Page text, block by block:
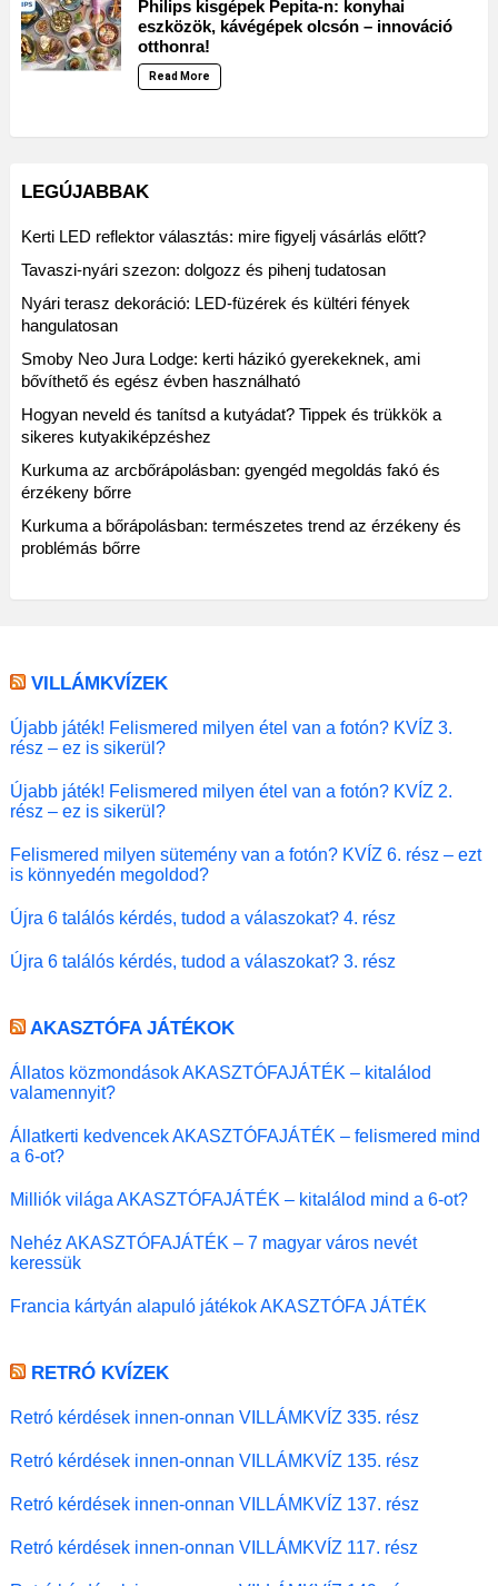
Philips kisgépek Pepita-n: konyhai
eszközök, kávégépek olcsón – innováció
otthonra!
Read More
LEGÚJABBAK
Kerti LED reflektor választás: mire figyelj vásárlás előtt?
Tavaszi-nyári szezon: dolgozz és pihenj tudatosan
Nyári terasz dekoráció: LED-füzérek és kültéri fények
hangulatosan
Smoby Neo Jura Lodge: kerti házikó gyerekeknek, ami
bővíthető és egész évben használható
Hogyan neveld és tanítsd a kutyádat? Tippek és trükkök a
sikeres kutyakiképzéshez
Kurkuma az arcbőrápolásban: gyengéd megoldás fakó és
érzékeny bőrre
Kurkuma a bőrápolásban: természetes trend az érzékeny és
problémás bőrre
VILLÁMKVÍZEK
Újabb játék! Felismered milyen étel van a fotón? KVÍZ 3.
rész – ez is sikerül?
Újabb játék! Felismered milyen étel van a fotón? KVÍZ 2.
rész – ez is sikerül?
Felismered milyen sütemény van a fotón? KVÍZ 6. rész – ezt
is könnyedén megoldod?
Újra 6 találós kérdés, tudod a válaszokat? 4. rész
Újra 6 találós kérdés, tudod a válaszokat? 3. rész
AKASZTÓFA JÁTÉKOK
Állatos közmondások AKASZTÓFAJÁTÉK – kitalálod
valamennyit?
Állatkerti kedvencek AKASZTÓFAJÁTÉK – felismered mind
a 6-ot?
Milliók világa AKASZTÓFAJÁTÉK – kitalálod mind a 6-ot?
Nehéz AKASZTÓFAJÁTÉK – 7 magyar város nevét
keressük
Francia kártyán alapuló játékok AKASZTÓFA JÁTÉK
RETRÓ KVÍZEK
Retró kérdések innen-onnan VILLÁMKVÍZ 335. rész
Retró kérdések innen-onnan VILLÁMKVÍZ 135. rész
Retró kérdések innen-onnan VILLÁMKVÍZ 137. rész
Retró kérdések innen-onnan VILLÁMKVÍZ 117. rész